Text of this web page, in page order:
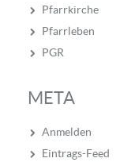
Pfarrkirche
Pfarrleben
PGR
META
Anmelden
Eintrags-Feed